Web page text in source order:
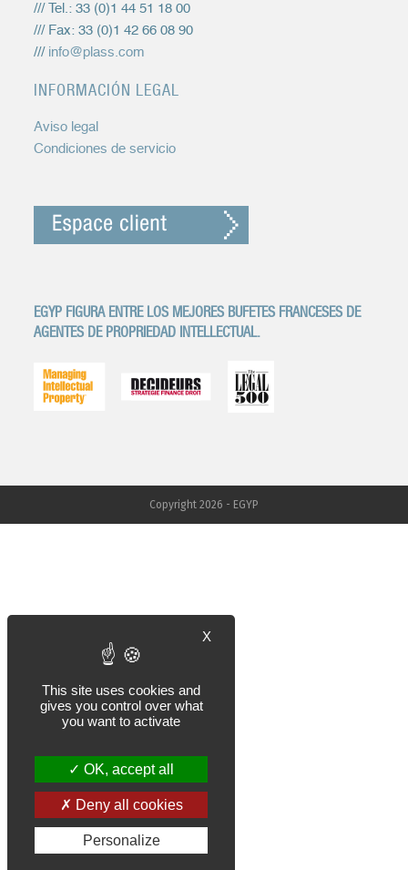
/// Tel.: 33 (0)1 44 51 18 00
/// Fax: 33 (0)1 42 66 08 90
/// info@plass.com
INFORMACIÓN LEGAL
Aviso legal
Condiciones de servicio
EGYP FIGURA ENTRE LOS MEJORES BUFETES FRANCESES DE
AGENTES DE PROPRIEDAD INTELLECTUAL.
Copyright 2026 - EGYP
X
This site uses cookies and
gives you control over what
you want to activate
OK, accept all
Deny all cookies
Personalize